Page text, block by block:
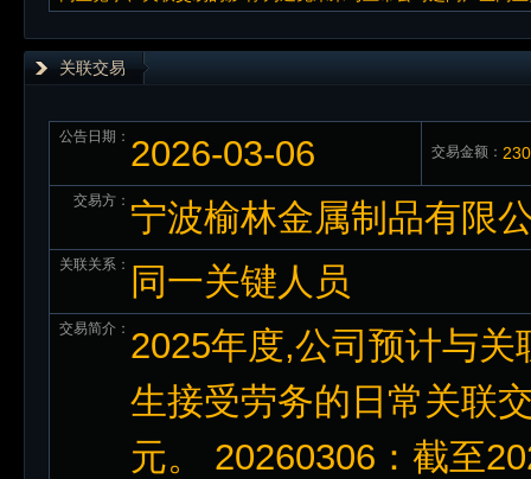
关联交易
公告日期： 2026-03-06 交易金额：
交易方： 宁波榆林金属制品有限
关联关系： 同一关键人员
交易简介： 2025年度,公司预计与
生接受劳务的日常关联
元。 20260306：截至